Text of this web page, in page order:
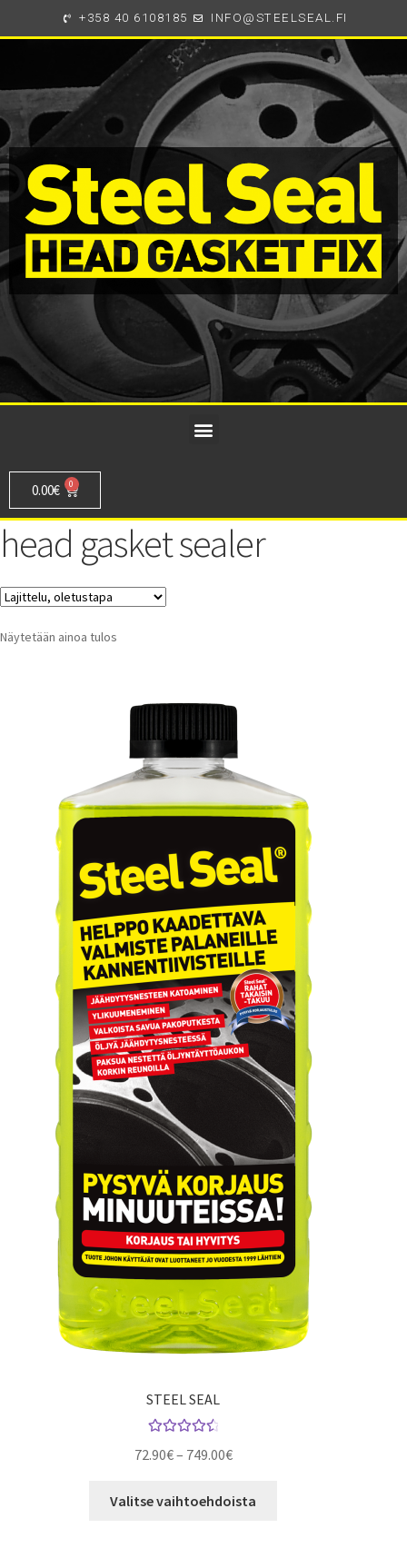
+358 40 6108185 INFO@STEELSEAL.FI
0.00€ 0
head gasket sealer
Näytetään ainoa tulos
STEEL SEAL
72.90€– 749.00€
Valitse vaihtoehdoista